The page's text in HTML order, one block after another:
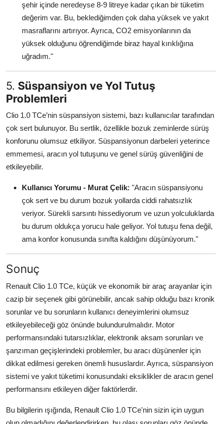
şehir içinde neredeyse 8-9 litreye kadar çıkan bir tüketim
değerim var. Bu, beklediğimden çok daha yüksek ve yakıt
masraflarını artırıyor. Ayrıca, CO2 emisyonlarının da
yüksek olduğunu öğrendiğimde biraz hayal kırıklığına
uğradım."
5. Süspansiyon ve Yol Tutuş
Problemleri
Clio 1.0 TCe’nin süspansiyon sistemi, bazı kullanıcılar tarafından
çok sert bulunuyor. Bu sertlik, özellikle bozuk zeminlerde sürüş
konforunu olumsuz etkiliyor. Süspansiyonun darbeleri yeterince
emmemesi, aracın yol tutuşunu ve genel sürüş güvenliğini de
etkileyebilir.
Kullanıcı Yorumu - Murat Çelik: "Aracın süspansiyonu
çok sert ve bu durum bozuk yollarda ciddi rahatsızlık
veriyor. Sürekli sarsıntı hissediyorum ve uzun yolculuklarda
bu durum oldukça yorucu hale geliyor. Yol tutuşu fena değil,
ama konfor konusunda sınıfta kaldığını düşünüyorum."
Sonuç
Renault Clio 1.0 TCe, küçük ve ekonomik bir araç arayanlar için
cazip bir seçenek gibi görünebilir, ancak sahip olduğu bazı kronik
sorunlar ve bu sorunların kullanıcı deneyimlerini olumsuz
etkileyebileceği göz önünde bulundurulmalıdır. Motor
performansındaki tutarsızlıklar, elektronik aksam sorunları ve
şanzıman geçişlerindeki problemler, bu aracı düşünenler için
dikkat edilmesi gereken önemli hususlardır. Ayrıca, süspansiyon
sistemi ve yakıt tüketimi konusundaki eksiklikler de aracın genel
performansını etkileyen diğer faktörlerdir.
Bu bilgilerin ışığında, Renault Clio 1.0 TCe'nin sizin için uygun